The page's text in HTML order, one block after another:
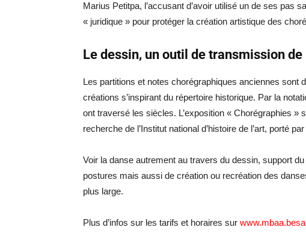
Marius Petitpa, l’accusant d’avoir utilisé un de ses pas
« juridique » pour protéger la création artistique des
Le dessin, un outil de transmission de
Les partitions et notes chorégraphiques anciennes sont
créations s’inspirant du répertoire historique. Par la
ont traversé les siècles. L’exposition « Chorégraphies »
recherche de l’Institut national d’histoire de l’art, porté
Voir la danse autrement au travers du dessin, support
postures mais aussi de création ou recréation des
plus large.
Plus d’infos sur les tarifs et horaires sur